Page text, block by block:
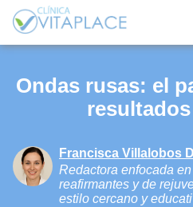
Ondas rusas: el
Francisca Villalobos
Redactora enfocada
reafirmantes y de
estilo cercano y